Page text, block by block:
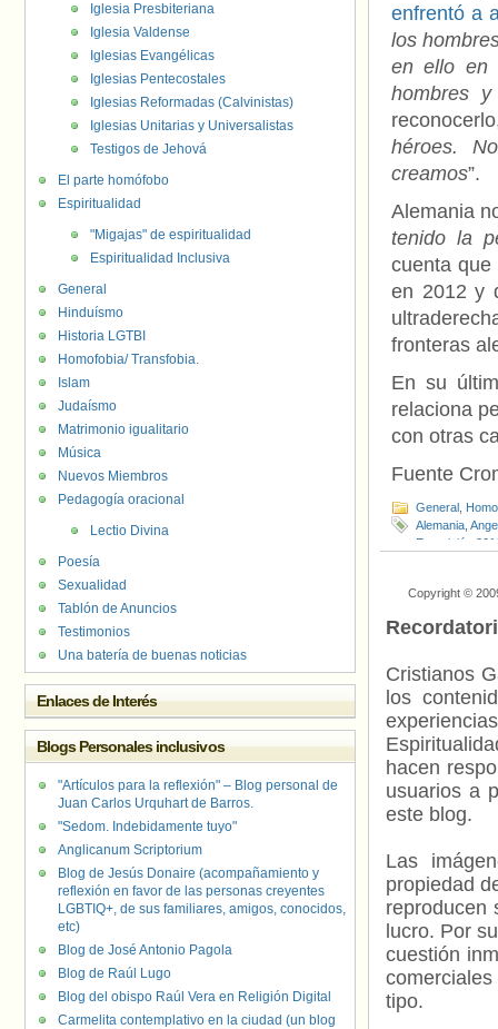
enfrentó a
los
en ello en
hombres
héroes.
creamos”.
Alemania
tenido la
cuenta que
en 2012 y
fronteras
En su
relaciona
con otras
Fuente
General
Alemania
Eurovisión
Copyright ©
Cristianos
los
hacen
usuarios a
este blog.
Las
propiedad
reproducen
lucro. Por
cuestión
tipo.
Iglesia Presbiteriana
Iglesia Valdense
Iglesias Evangélicas
Iglesias Pentecostales
Iglesias Reformadas (Calvinistas)
Iglesias Unitarias y Universalistas
Testigos de Jehová
El parte homófobo
Espiritualidad
"Migajas" de espiritualidad
Espiritualidad Inclusiva
General
Hinduísmo
Historia LGTBI
Homofobia/ Transfobia.
Islam
Judaísmo
Matrimonio igualitario
Música
Nuevos Miembros
Pedagogía oracional
Lectio Divina
Poesía
Sexualidad
Tablón de Anuncios
Testimonios
Una batería de buenas noticias
Enlaces de Interés
Blogs Personales inclusivos
"Artículos para la reflexión" – Blog personal de
Juan Carlos Urquhart de Barros.
"Sedom. Indebidamente tuyo"
Anglicanum Scriptorium
Blog de Jesús Donaire (acompañamiento y
reflexión en favor de las personas creyentes
LGBTIQ+, de sus familiares, amigos, conocidos,
etc)
Blog de José Antonio Pagola
Blog de Raúl Lugo
Blog del obispo Raúl Vera en Religión Digital
Carmelita contemplativo en la ciudad (un blog